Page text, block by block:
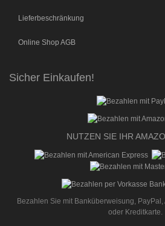
Lieferbeschränkung
Online Shop AGB
Sicher Einkaufen!
NUTZEN SIE IHR
Bezahlen Sie mit Banküberweisung,
oder Kreditkarte.